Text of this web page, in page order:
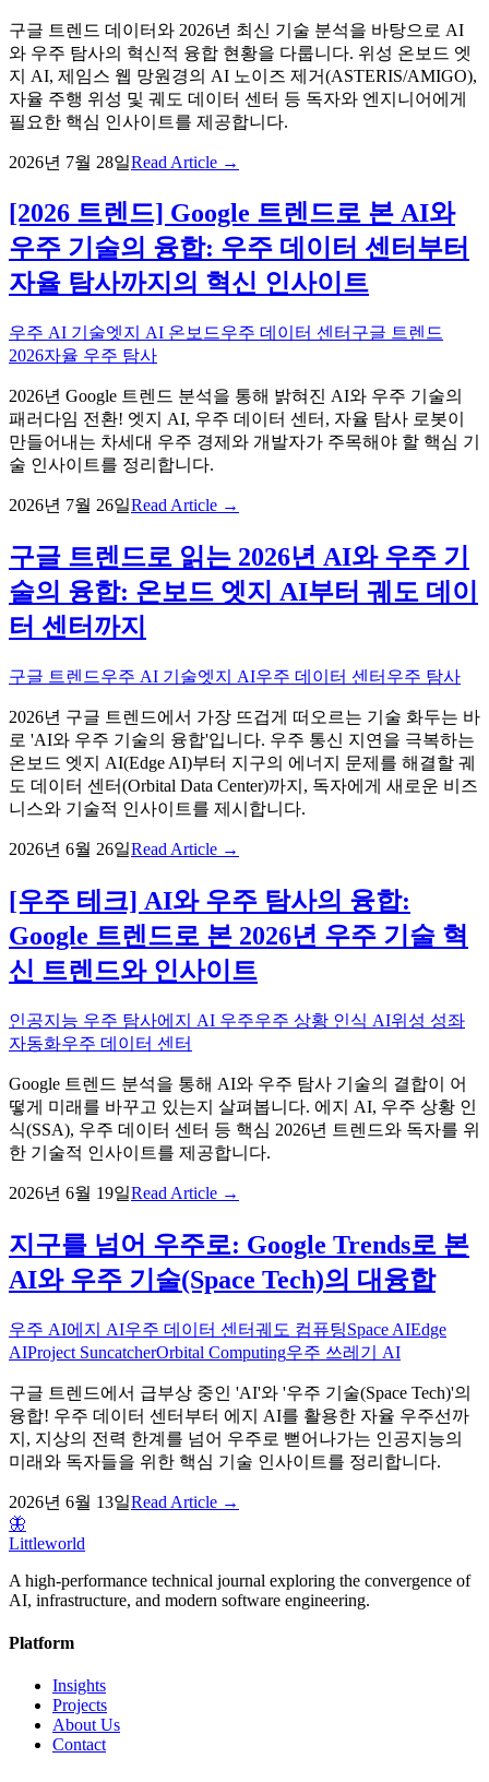
구글 트렌드 데이터와 2026년 최신 기술 분석을 바탕으로 AI
와 우주 탐사의 혁신적 융합 현황을 다룹니다. 위성 온보드 엣
지 AI, 제임스 웹 망원경의 AI 노이즈 제거(ASTERIS/AMIGO),
자율 주행 위성 및 궤도 데이터 센터 등 독자와 엔지니어에게
필요한 핵심 인사이트를 제공합니다.
2026년 7월 28일Read Article →
[2026 트렌드] Google 트렌드로 본 AI와
우주 기술의 융합: 우주 데이터 센터부터
자율 탐사까지의 혁신 인사이트
우주 AI 기술엣지 AI 온보드우주 데이터 센터 구글 트렌드
2026자율 우주 탐사
2026년 Google 트렌드 분석을 통해 밝혀진 AI와 우주 기술의
패러다임 전환! 엣지 AI, 우주 데이터 센터, 자율 탐사 로봇이
만들어내는 차세대 우주 경제와 개발자가 주목해야 할 핵심 기
술 인사이트를 정리합니다.
2026년 7월 26일Read Article →
구글 트렌드로 읽는 2026년 AI와 우주 기
술의 융합: 온보드 엣지 AI부터 궤도 데이
터 센터까지
구글 트렌드우주 AI 기술엣지 AI우주 데이터 센터 우주 탐사
2026년 구글 트렌드에서 가장 뜨겁게 떠오르는 기술 화두는 바
로 'AI와 우주 기술의 융합'입니다. 우주 통신 지연을 극복하는
온보드 엣지 AI(Edge AI)부터 지구의 에너지 문제를 해결할 궤
도 데이터 센터(Orbital Data Center)까지, 독자에게 새로운 비즈
니스와 기술적 인사이트를 제시합니다.
2026년 6월 26일Read Article →
[우주 테크] AI와 우주 탐사의 융합:
Google 트렌드로 본 2026년 우주 기술 혁
신 트렌드와 인사이트
인공지능 우주 탐사에지 AI 우주우주 상황 인식 AI위성 성좌
자동화우주 데이터 센터
Google 트렌드 분석을 통해 AI와 우주 탐사 기술의 결합이 어
떻게 미래를 바꾸고 있는지 살펴봅니다. 에지 AI, 우주 상황 인
식(SSA), 우주 데이터 센터 등 핵심 2026년 트렌드와 독자를 위
한 기술적 인사이트를 제공합니다.
2026년 6월 19일Read Article →
지구를 넘어 우주로: Google Trends로 본
AI와 우주 기술(Space Tech)의 대융합
우주 AI에지 AI우주 데이터 센터궤도 컴퓨팅Space AIEdge
AIProject SuncatcherOrbital Computing우주 쓰레기 AI
구글 트렌드에서 급부상 중인 'AI'와 '우주 기술(Space Tech)'의
융합! 우주 데이터 센터부터 에지 AI를 활용한 자율 우주선까
지, 지상의 전력 한계를 넘어 우주로 뻗어나가는 인공지능의
미래와 독자들을 위한 핵심 기술 인사이트를 정리합니다.
2026년 6월 13일Read Article →
🦋
Littleworld
A high-performance technical journal exploring the convergence of
AI, infrastructure, and modern software engineering.
Platform
Insights
Projects
About Us
Contact